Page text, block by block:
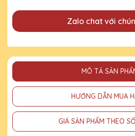
Zalo chat với
MÔ TẢ SẢN
HƯỚNG DẪN MUA
GIÁ SẢN PHẨM THEO